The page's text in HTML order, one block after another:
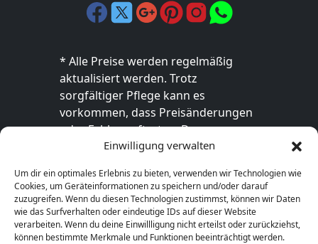
Einwilligung verwalten
Um dir ein optimales Erlebnis zu bieten, verwenden wir Technologien wie
Cookies, um Geräteinformationen zu speichern und/oder darauf
zuzugreifen. Wenn du diesen Technologien zustimmst, können wir Daten
wie das Surfverhalten oder eindeutige IDs auf dieser Website
verarbeiten. Wenn du deine Einwillligung nicht erteilst oder zurückziehst,
können bestimmte Merkmale und Funktionen beeinträchtigt werden.
* Alle Preise werden regelmäßig
aktualisiert werden. Trotz
sorgfältiger Pflege kann es
vorkommen, dass Preisänderungen
oder Fehler auftreten. Der
endgültige Preis sowie die
ausschließlich im jeweiligen Online-
Shop des Anbieters verbindlich. Bitte
überprüfe den Preis vor dem Kauf
direkt beim Händler.